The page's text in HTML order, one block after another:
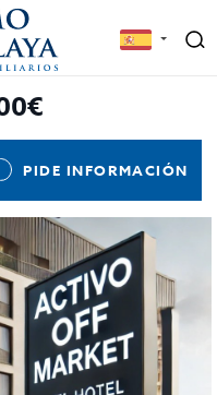
PIDE INFORMACIÓN